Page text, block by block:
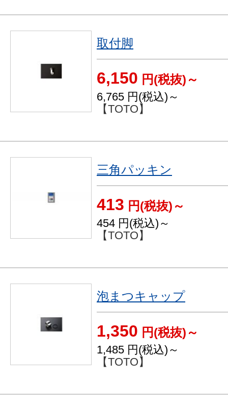
取付脚
6,150 円(税抜)～
6,765 円(税込)～
【TOTO】
三角パッキン
413 円(税抜)～
454 円(税込)～
【TOTO】
泡まつキャップ
1,350 円(税抜)～
1,485 円(税込)～
【TOTO】